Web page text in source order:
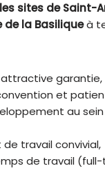
sites de Saint-
de la Basiliqueà
garantie,
et
au
de travail convivial,
de travail